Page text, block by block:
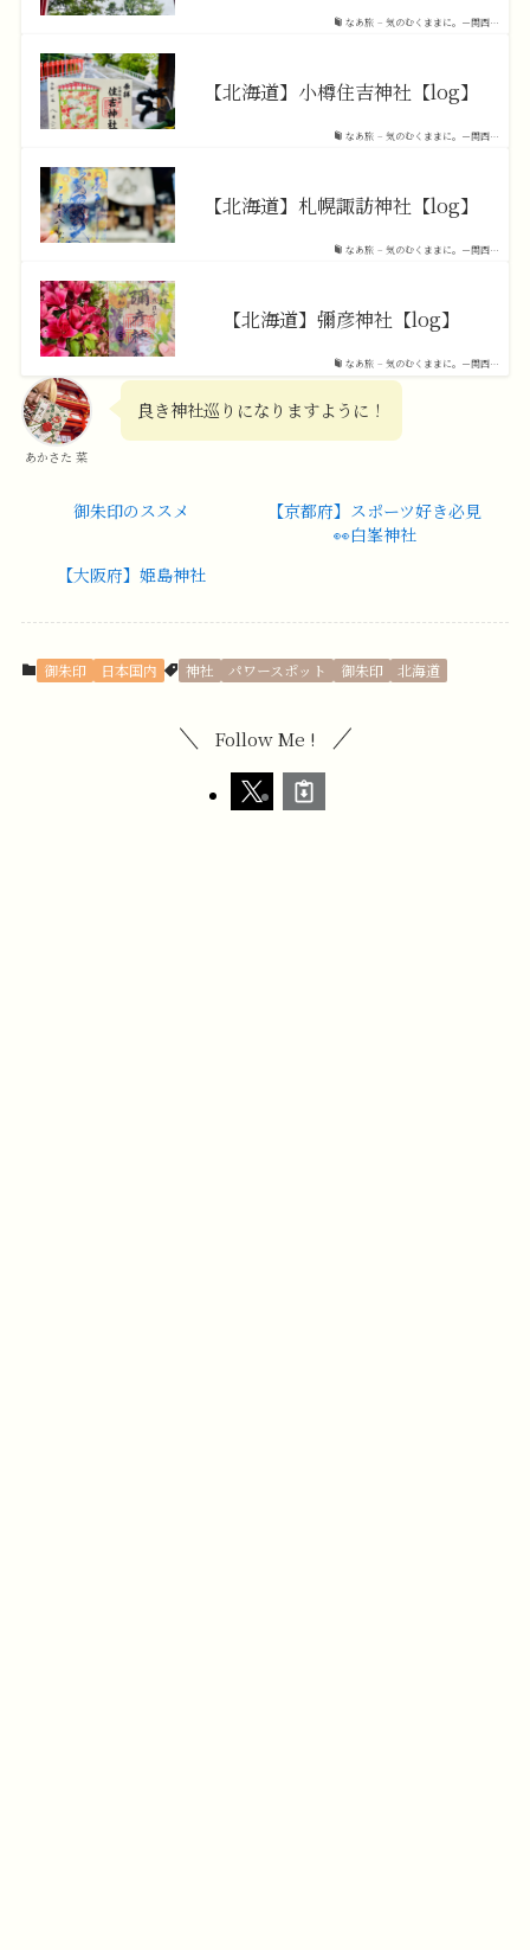
なあ旅 – 気のむくままに。－関西…
なあ旅 – 気のむくままに。－関西…
【北海道】小樽住吉神社【log】
なあ旅 – 気のむくままに。－関西…
【北海道】札幌諏訪神社【log】
なあ旅 – 気のむくままに。－関西…
【北海道】彌彦神社【log】
あかさた 菜
良き神社巡りになりますように！
御朱印のススメ
【京都府】スポーツ好き必見
👀白峯神社
【大阪府】姫島神社
御朱印 日本国内 神社 パワースポット 御朱印 北海道
Follow Me !